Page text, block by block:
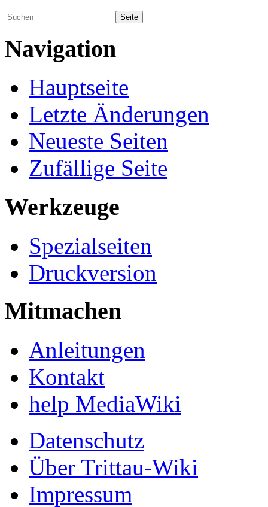
Navigation
Hauptseite
Letzte Änderungen
Neueste Seiten
Zufällige Seite
Werkzeuge
Spezialseiten
Druckversion
Mitmachen
Anleitungen
Kontakt
help MediaWiki
Datenschutz
Über Trittau-Wiki
Impressum